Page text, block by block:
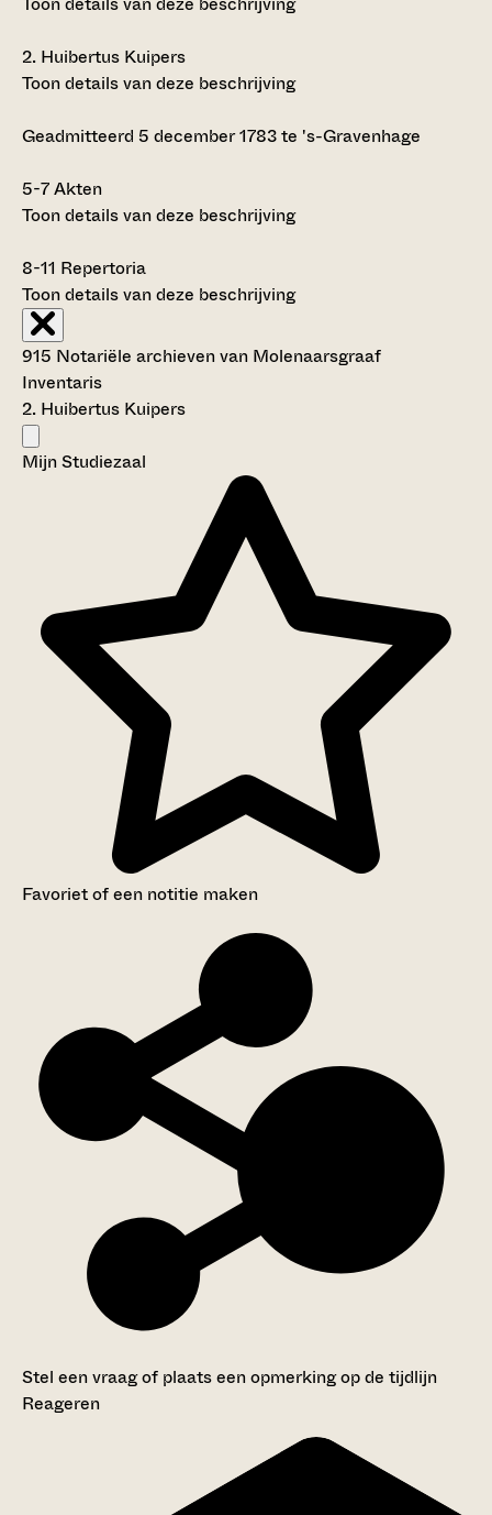
2. Huibertus Kuipers
Toon details van deze beschrijving
Geadmitteerd 5 december 1783 te 's-Gravenhage
5-7Akten
Toon details van deze beschrijving
8-11 Repertoria
Toon details van deze beschrijving
915 Notariële archieven van Molenaarsgraaf
Inventaris
2. Huibertus Kuipers
Mijn Studiezaal
Favoriet of een notitie maken
Stel een vraag of plaats een opmerking op de tijdlijn
Reageren